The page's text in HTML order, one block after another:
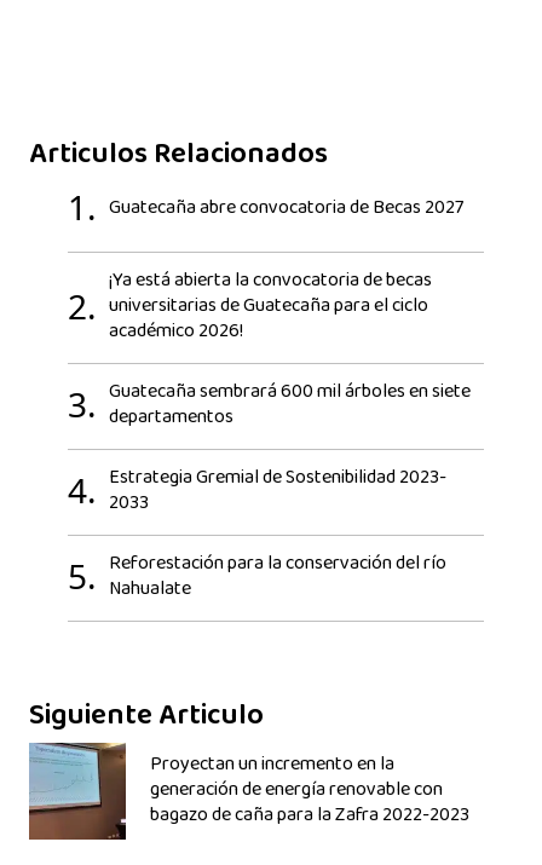
Articulos Relacionados
1. Guatecaña abre convocatoria de Becas 2027
2.
¡Ya está abierta la convocatoria de becas
universitarias de Guatecaña para el ciclo
académico 2026!
3. Guatecaña sembrará 600 mil árboles en siete
departamentos
4. Estrategia Gremial de Sostenibilidad 2023-
2033
5. Reforestación para la conservación del río
Nahualate
Siguiente Articulo
Proyectan un incremento en la
generación de energía renovable con
bagazo de caña para la Zafra 2022-2023